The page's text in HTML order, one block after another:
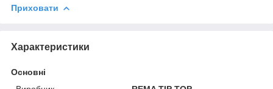
Приховати
Характеристики
Основні